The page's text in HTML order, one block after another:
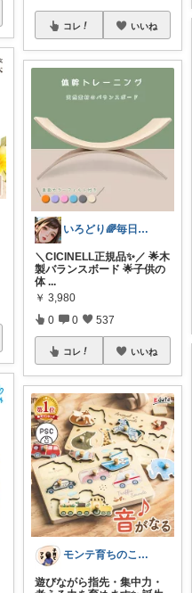
コレ いいね
いろどり🌈毎日カラフル✨🌈
＼CICINELL正規品✨／ 🌟木
製バランスボード 🌟子供の
体 ...
￥ 3,980
0 0 537
コレ いいね
モンテ育ちのこずえママ🦦｜経由購入✨
遊びながら指先・集中力・